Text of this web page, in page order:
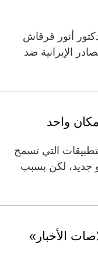
أنور قرقاش
الإيرانية ضد
التي تسمح
جديد، لكن بسبب
الأخبار»